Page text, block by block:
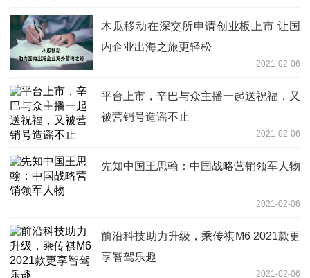
木瓜移动在深交所申请创业板上市 让国
内企业出海之旅更轻松
2021-02-06
平台上市，辛巴与众主播一起送祝福，又
被营销号造谣不止
2021-02-06
先知中国王思翰：中国战略营销领军人物
2021-02-06
前沿科技助力升级，乘传祺M6 2021款更
享智驾乐趣
2021-02-06